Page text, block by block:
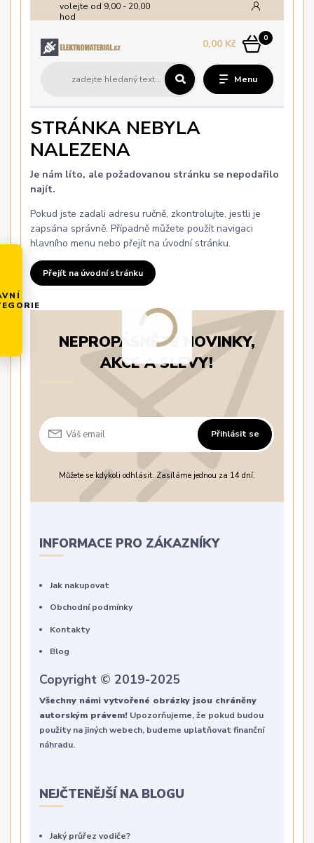
Menu
volejte od 9,00 - 20,00
hod
0
0,00 Kč
STRÁNKA NEBYLA
NALEZENA
Je nám líto, ale požadovanou stránku se nepodařilo
najít.
Pokud jste zadali adresu ručně, zkontrolujte, jestli je
zapsána správně. Případně můžete použít navigaci
hlavního menu nebo přejít na úvodní stránku.
Přejít na úvodní stránku
NEPROPÁSNĚTE NOVINKY,
AKCE A SLEVY!
Přihlásit se
Můžete se kdykoli odhlásit. Zasíláme jednou za 14 dní.
INFORMACE PRO ZÁKAZNÍKY
Jak nakupovat
Obchodní podmínky
Kontakty
Blog
Copyright © 2019-2025
Všechny námi vytvořené obrázky jsou chráněny
autorským právem! Upozorňujeme, že pokud budou
použity na jiných webech, budeme uplatňovat finanční
náhradu.
NEJČTENĚJŠÍ NA BLOGU
Jaký průřez vodiče?